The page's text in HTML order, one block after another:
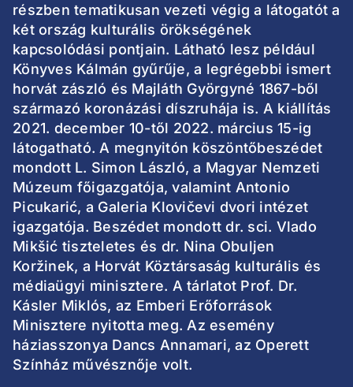
részben tematikusan vezeti végig a látogatót a
két ország kulturális örökségének
kapcsolódási pontjain. Látható lesz például
Könyves Kálmán gyűrűje, a legrégebbi ismert
horvát zászló és Majláth Györgyné 1867-ből
származó koronázási díszruhája is. A kiállítás
2021. december 10-től 2022. március 15-ig
látogatható. A megnyitón köszöntőbeszédet
mondott L. Simon László, a Magyar Nemzeti
Múzeum főigazgatója, valamint Antonio
Picukarić, a Galeria Klovičevi dvori intézet
igazgatója. Beszédet mondott dr. sci. Vlado
Mikšić tiszteletes és dr. Nina Obuljen
Koržinek, a Horvát Köztársaság kulturális és
médiaügyi minisztere. A tárlatot Prof. Dr.
Kásler Miklós, az Emberi Erőforrások
Minisztere nyitotta meg. Az esemény
háziasszonya Dancs Annamari, az Operett
Színház művésznője volt.